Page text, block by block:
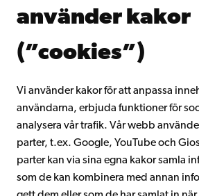
använder kakor
(”cookies”)
Vi använder kakor för att anpassa
användarna, erbjuda funktioner för
analysera vår trafik. Vår webb
parter, t.ex. Google, YouTube och
parter kan via sina egna kakor samla
som de kan kombinera med annan
Gå med i Åbo Akademis
Intranätet
Facebook InstagramYouTube LinkedIn Blog Snapchat